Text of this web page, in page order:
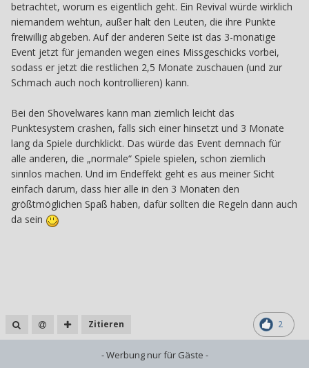
betrachtet, worum es eigentlich geht. Ein Revival würde wirklich
niemandem wehtun, außer halt den Leuten, die ihre Punkte
freiwillig abgeben. Auf der anderen Seite ist das 3-monatige
Event jetzt für jemanden wegen eines Missgeschicks vorbei,
sodass er jetzt die restlichen 2,5 Monate zuschauen (und zur
Schmach auch noch kontrollieren) kann.
Bei den Shovelwares kann man ziemlich leicht das
Punktesystem crashen, falls sich einer hinsetzt und 3 Monate
lang da Spiele durchklickt. Das würde das Event demnach für
alle anderen, die „normale“ Spiele spielen, schon ziemlich
sinnlos machen. Und im Endeffekt geht es aus meiner Sicht
einfach darum, dass hier alle in den 3 Monaten den
größtmöglichen Spaß haben, dafür sollten die Regeln dann auch
da sein
2
Zitieren
- Werbung nur für Gäste -